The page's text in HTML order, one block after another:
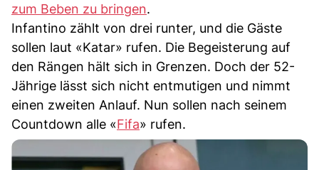
zum Beben zu bringen.
Infantino zählt von drei runter, und die Gäste
sollen laut «Katar» rufen. Die Begeisterung auf
den Rängen hält sich in Grenzen. Doch der 52-
Jährige lässt sich nicht entmutigen und nimmt
einen zweiten Anlauf. Nun sollen nach seinem
Countdown alle «Fifa» rufen.